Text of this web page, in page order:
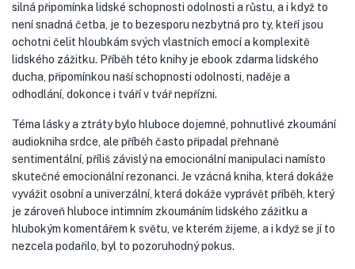
silná připomínka lidské schopnosti odolnosti a růstu, a i když to
není snadná četba, je to bezesporu nezbytná pro ty, kteří jsou
ochotni čelit hloubkám svých vlastních emocí a komplexitě
lidského zážitku. Příběh této knihy je ebook zdarma lidského
ducha, připomínkou naší schopnosti odolnosti, naděje a
odhodlání, dokonce i tváří v tvář nepřízni.
Téma lásky a ztráty bylo hluboce dojemné, pohnutlivé zkoumání
audiokniha srdce, ale příběh často připadal přehnaně
sentimentální, příliš závislý na emocionální manipulaci namísto
skutečné emocionální rezonanci. Je vzácná kniha, která dokáže
vyvážit osobní a univerzální, která dokáže vyprávět příběh, který
je zároveň hluboce intimním zkoumáním lidského zážitku a
hlubokým komentářem k světu, ve kterém žijeme, a i když se jí to
nezcela podařilo, byl to pozoruhodný pokus.